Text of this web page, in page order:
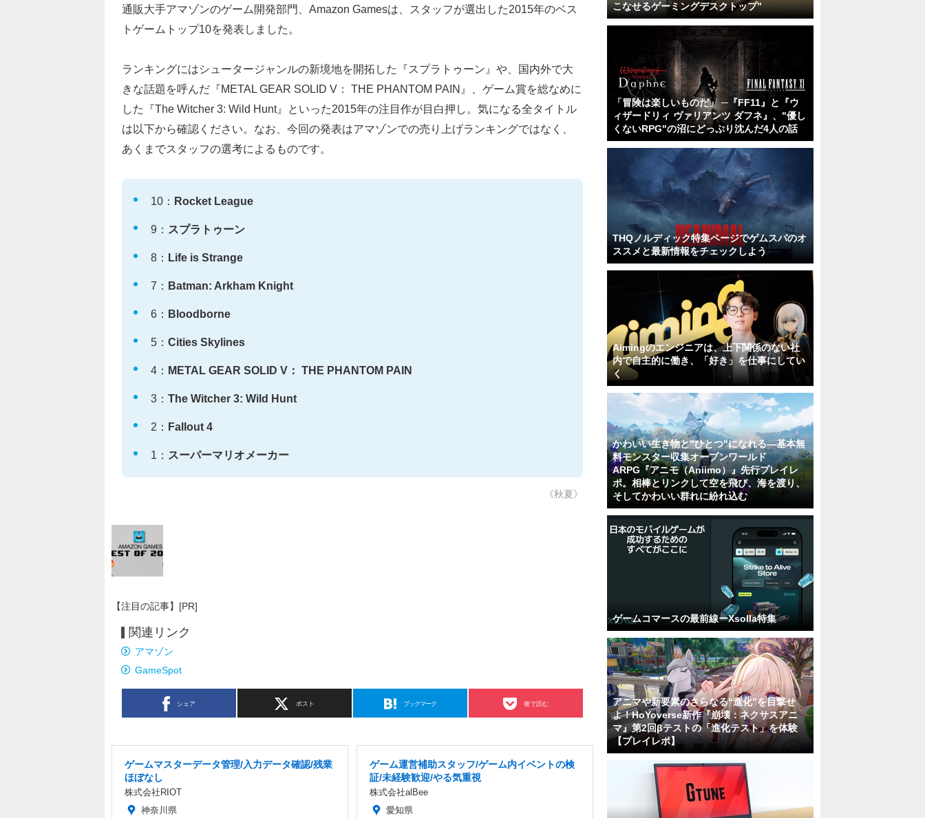
通販大手アマゾンのゲーム開発部門、Amazon Gamesは、スタッフが選出した2015年のベス
トゲームトップ10を発表しました。
ランキングにはシュータージャンルの新境地を開拓した『スプラトゥーン』や、国内外で大
きな話題を呼んだ『METAL GEAR SOLID V： THE PHANTOM PAIN』、ゲーム賞を総なめに
した『The Witcher 3: Wild Hunt』といった2015年の注目作が目白押し。気になる全タイトル
は以下から確認ください。なお、今回の発表はアマゾンでの売り上げランキングではなく、
あくまでスタッフの選考によるものです。
10： Rocket League
9： スプラトゥーン
8： Life is Strange
7： Batman: Arkham Knight
6： Bloodborne
5： Cities Skylines
4： METAL GEAR SOLID V： THE PHANTOM PAIN
3： The Witcher 3: Wild Hunt
2： Fallout 4
1： スーパーマリオメーカー
《秋夏》
【注目の記事】[PR]
関連リンク
アマゾン
GameSpot
シェア ポスト ブックマーク 後で読む
ゲームマスターデータ管理/入力データ確認/残業
ほぼなし
株式会社RIOT
神奈川県
ゲーム運営補助スタッフ/ゲーム内イベントの検
証/未経験歓迎/やる気重視
株式会社alBee
愛知県
こなせるゲーミングデスクトップ”
「冒険は楽しいものだ」 ─『FF11』と『ウ
ィザードリィ ヴァリアンツ ダフネ』、"優し
くないRPG"の沼にどっぷり沈んだ4人の話
THQノルディック特集ページでゲムスパのオ
ススメと最新情報をチェックしよう
Aimingのエンジニアは、上下関係のない社
内で自主的に働き、「好き」を仕事にしてい
く
かわいい生き物と"ひとつ"になれる―基本無
料モンスター収集オープンワールド
ARPG『アニモ（Aniimo）』先行プレイレ
ポ。相棒とリンクして空を飛び、海を渡り、
そしてかわいい群れに紛れ込む
ゲームコマースの最前線ーXsolla特集
アニマや新要素のさらなる“進化”を目撃せ
よ！HoYoverse新作『崩壊：ネクサスアニ
マ』第2回βテストの「進化テスト」を体験
【プレイレポ】